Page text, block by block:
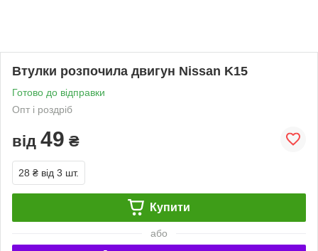
Втулки розпочила двигун Nissan K15
Готово до відправки
Опт і роздріб
від 49 ₴
28 ₴ від 3 шт.
Купити
або